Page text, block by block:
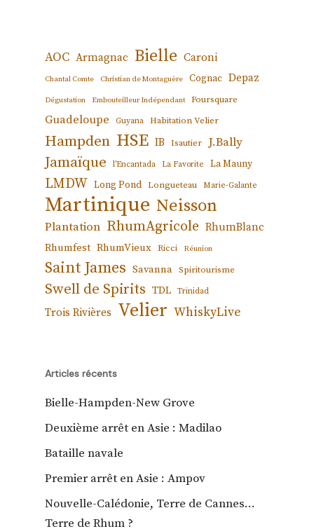
AOC Armagnac Bielle Caroni
Chantal Comte Christian de Montaguère Cognac Depaz
Dégustation Embouteilleur Indépendant Foursquare
Guadeloupe Guyana Habitation Velier
Hampden HSE IB Isautier J.Bally
Jamaïque l'Encantada La Favorite La Mauny
LMDW Long Pond Longueteau Marie-Galante
Martinique Neisson
Plantation RhumAgricole RhumBlanc
Rhumfest RhumVieux Ricci Réunion
Saint James Savanna Spiritourisme
Swell de Spirits TDL Trinidad
Trois Rivières Velier WhiskyLive
Articles récents
Bielle-Hampden-New Grove
Deuxième arrêt en Asie : Madilao
Bataille navale
Premier arrêt en Asie : Ampov
Nouvelle-Calédonie, Terre de Cannes…
Terre de Rhum ?